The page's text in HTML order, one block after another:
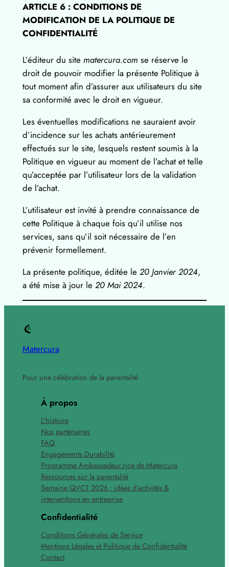
ARTICLE 6 : CONDITIONS DE
MODIFICATION DE LA POLITIQUE DE
CONFIDENTIALITÉ
L’éditeur du site matercura.com se réserve le
droit de pouvoir modifier la présente Politique à
tout moment afin d’assurer aux utilisateurs du site
sa conformité avec le droit en vigueur.
Les éventuelles modifications ne sauraient avoir
d’incidence sur les achats antérieurement
effectués sur le site, lesquels restent soumis à la
Politique en vigueur au moment de l’achat et telle
qu’acceptée par l’utilisateur lors de la validation
de l’achat.
L’utilisateur est invité à prendre connaissance de
cette Politique à chaque fois qu’il utilise nos
services, sans qu’il soit nécessaire de l’en
prévenir formellement.
La présente politique, éditée le 20 Janvier 2024,
a été mise à jour le 20 Mai 2024.
Matercura
Pour une célébration de la parentalité
À propos
L’histoire
Nos partenaires
FAQ
Engagements Durabilité
Programme Ambassadeur.rice de Matercura
Ressources sur la parentalité
Semaine QVCT 2026 : idées d’activités &
interventions en entreprise
Confidentialité
Conditions Générales de Service
Mentions Légales et Politique de Confidentialité
Contact